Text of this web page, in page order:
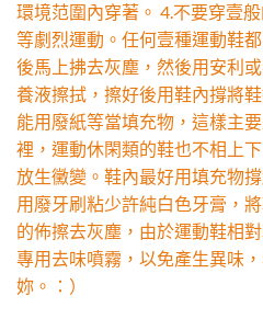
環境范圍內穿著。 4.不要穿壹
等劇烈運動。任何壹種運動鞋
後馬上拂去灰塵，然後用安利
養液擦拭，擦好後用鞋內撐將
能用廢紙等當填充物，這樣主
裡，運動休閑類的鞋也不相上
放生黴變。鞋內最好用填充物
用廢牙刷粘少許純白色牙膏，
的佈擦去灰塵，由於運動鞋相
專用去味噴霧，以免產生異味
妳。：）